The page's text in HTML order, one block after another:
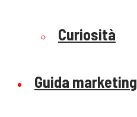
Curiosità
Guida marketing